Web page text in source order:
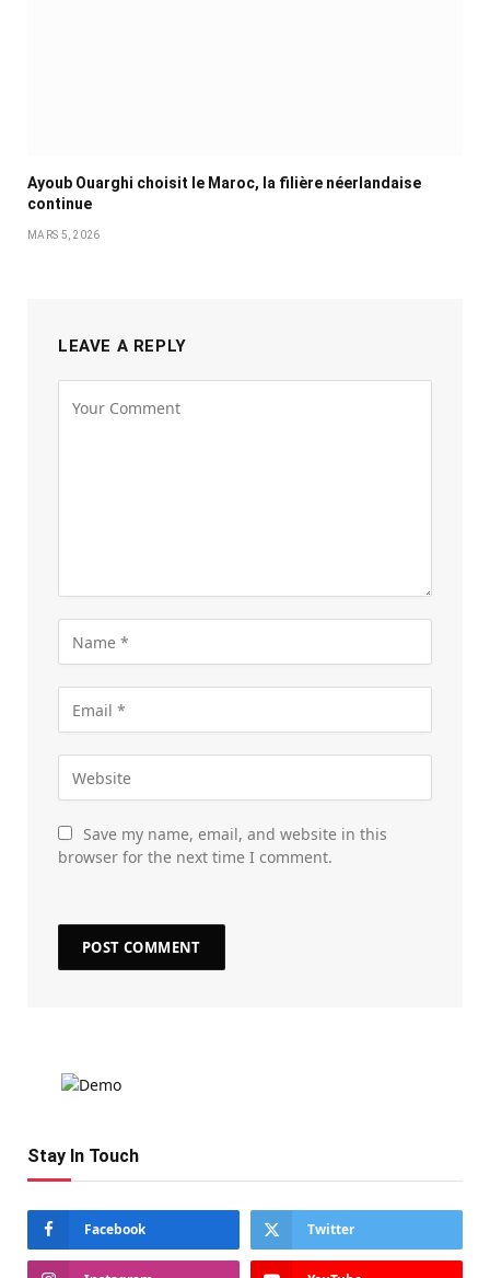
Ayoub Ouarghi choisit le Maroc, la filière néerlandaise
continue
MARS 5, 2026
LEAVE A REPLY
Save my name, email, and website in this
browser for the next time I comment.
Stay In Touch
Facebook Twitter